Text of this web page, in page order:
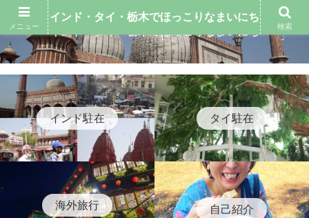
インド駐在 タイ駐在
海外旅行 自己紹介
メニュー
インド・タイ・栃木でほっこりなまいにち
検索